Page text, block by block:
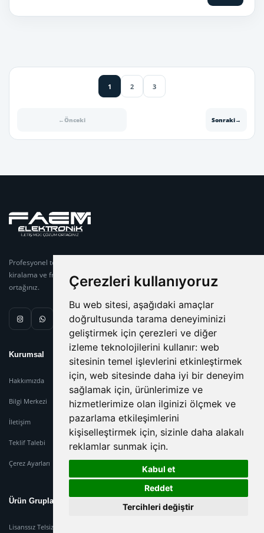
Çerezleri kullanıyoruz
Bu web sitesi, aşağıdaki amaçlar
doğrultusunda tarama deneyiminizi
geliştirmek için çerezleri ve diğer
izleme teknolojilerini kullanır: web
sitesinin temel işlevlerini etkinleştirmek
için, web sitesinde daha iyi bir deneyim
sağlamak için, ürünlerimize ve
hizmetlerimize olan ilginizi ölçmek ve
pazarlama etkileşimlerini
kişiselleştirmek için, sizinle daha alakalı
reklamlar sunmak için.
Kabul et
Reddet
Tercihleri değiştir
←Önceki
1 2 3
Sonraki→
Profesyonel telsiz sistemleri, projelendirme, teknik servis,
kiralama ve frekans danışmanlığında güvenilir çözüm
ortağınız.
Kurumsal
Hakkımızda
Bilgi Merkezi
İletişim
Teklif Talebi
Çerez Ayarları
Ürün Grupları
Lisanssız Telsiz